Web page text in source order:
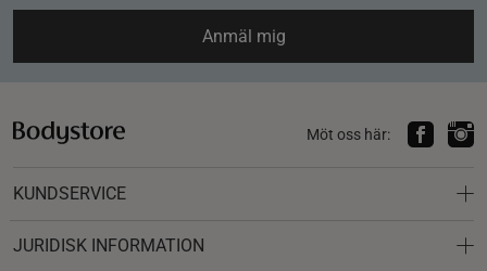
Anmäl mig
Möt oss här:
KUNDSERVICE
JURIDISK INFORMATION